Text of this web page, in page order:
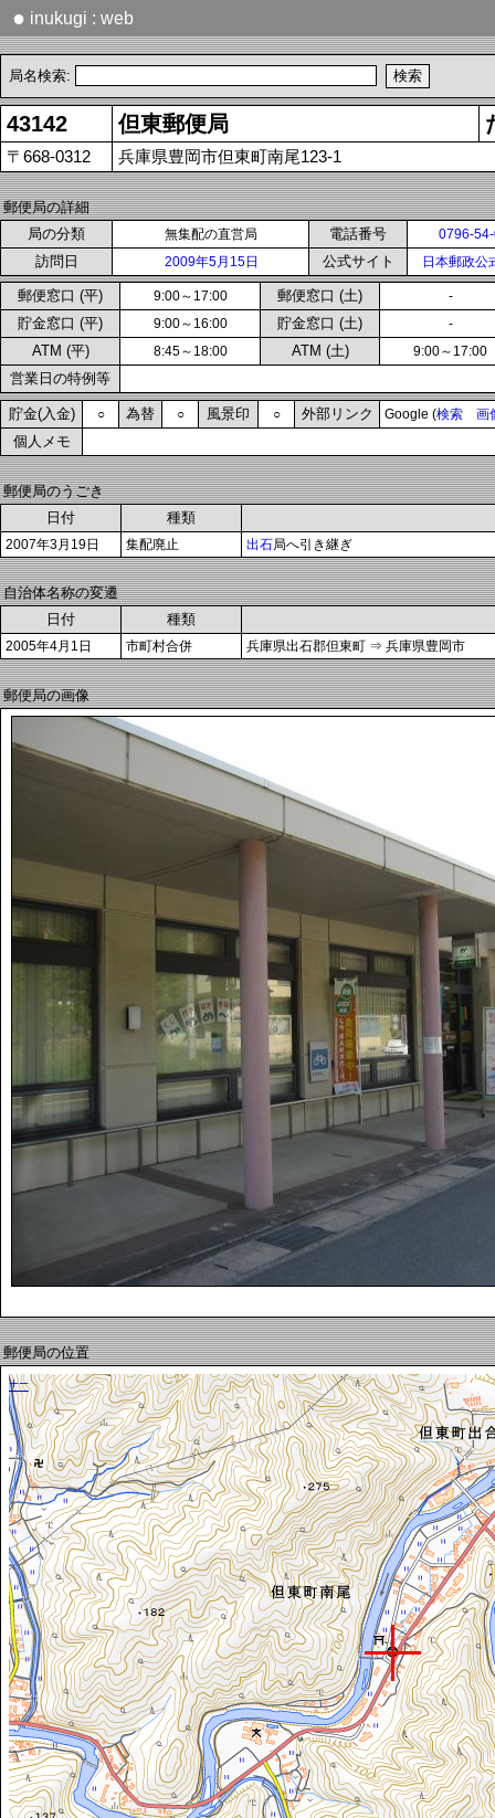
● inukugi : web
局名検索:
43142 但東郵便局
〒668-0312 兵庫県豊岡市但東町南尾123-1
郵便局の詳細
局の分類
無集配の直営局 電話番号 0796-
訪問日 2009年5月15日 公式サイト 日本郵政公
郵便窓口 (平) 9:00～17:00 郵便窓口 (土) -
貯金窓口 (平) 9:00～16:00 貯金窓口 (土) -
ATM (平) 8:45～18:00 ATM (土) 9:00～17:00
営業日の特例等
貯金(入金) ○ 為替 ○ 風景印 ○ 外部リンク Google (検索 画
個人メモ
郵便局のうごき
日付
種類
2007年3月19日 集配廃止 出石局へ引き継ぎ
自治体名称の変遷
日付
種類
2005年4月1日 市町村合併 兵庫県出石郡但東町 ⇒ 兵庫県豊岡市
郵便局の画像
郵便局の位置